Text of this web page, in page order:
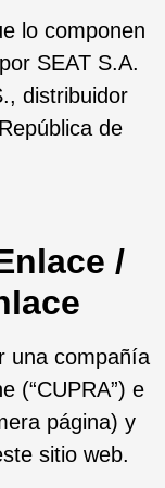
lo componen
SEAT S.A.
distribuidor
de
/
una compañía
(“CUPRA”) e
página) y
sitio web.